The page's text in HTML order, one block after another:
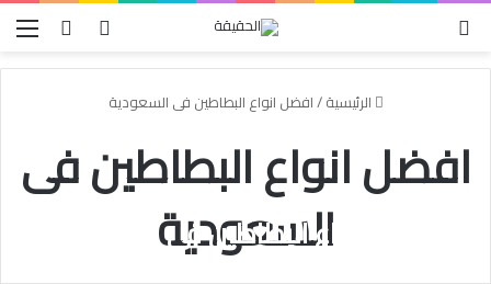
بحث عنتسجيل
الرئيسية/افضل انواع البطاطين فى السعودية
افضل انواع البطاطين فى
السعودية
افضل انواع البطاطين فى السعودية